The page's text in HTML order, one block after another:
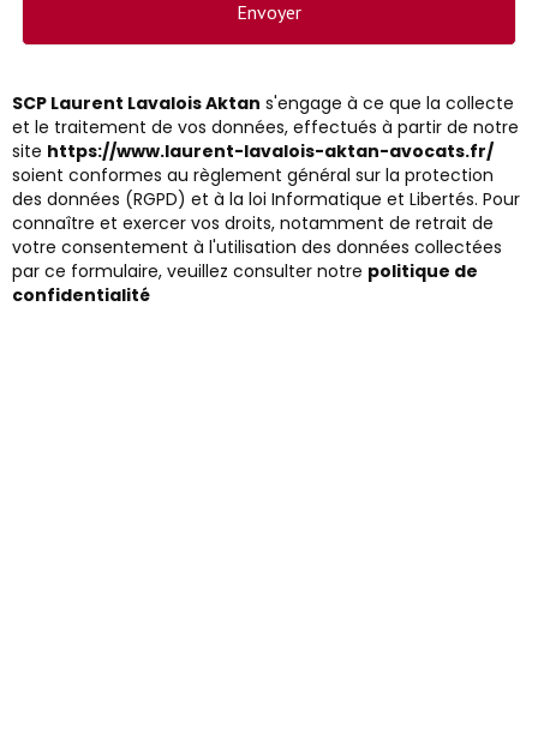
SCP Laurent Lavalois Aktan s'engage à ce que la collecte
et le traitement de vos données, effectués à partir de notre
site https://www.laurent-lavalois-aktan-avocats.fr/
soient conformes au règlement général sur la protection
des données (RGPD) et à la loi Informatique et Libertés. Pour
connaître et exercer vos droits, notamment de retrait de
votre consentement à l'utilisation des données collectées
par ce formulaire, veuillez consulter notre politique de
confidentialité